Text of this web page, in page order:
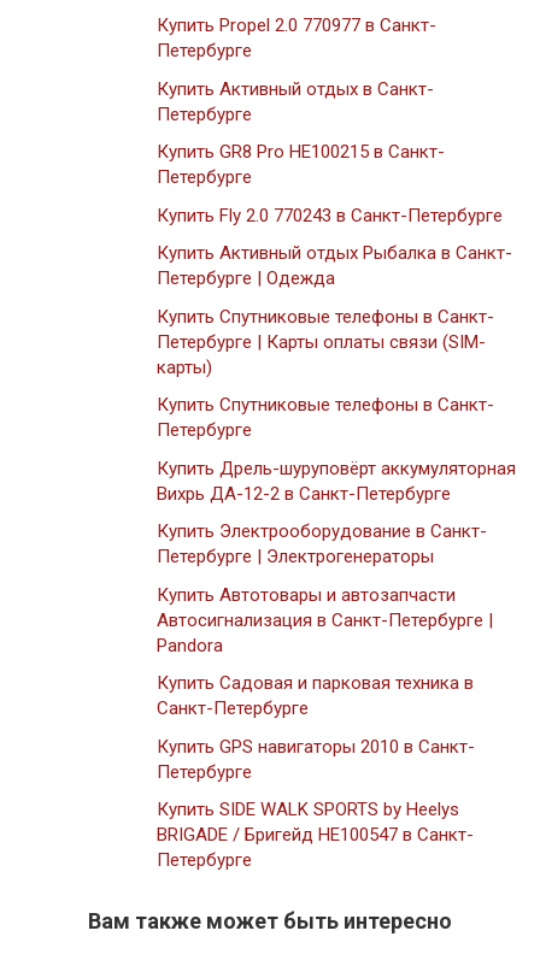
Купить Propel 2.0 770977 в Санкт-
Петербурге
Купить Активный отдых в Санкт-
Петербурге
Купить GR8 Pro HE100215 в Санкт-
Петербурге
Купить Fly 2.0 770243 в Санкт-Петербурге
Купить Активный отдых Рыбалка в Санкт-
Петербурге | Одежда
Купить Спутниковые телефоны в Санкт-
Петербурге | Карты оплаты связи (SIM-
карты)
Купить Спутниковые телефоны в Санкт-
Петербурге
Купить Дрель-шуруповёрт аккумуляторная
Вихрь ДА-12-2 в Санкт-Петербурге
Купить Электрооборудование в Санкт-
Петербурге | Электрогенераторы
Купить Автотовары и автозапчасти
Автосигнализация в Санкт-Петербурге |
Pandora
Купить Садовая и парковая техника в
Санкт-Петербурге
Купить GPS навигаторы 2010 в Санкт-
Петербурге
Купить SIDE WALK SPORTS by Heelys
BRIGADE / Бригейд HE100547 в Санкт-
Петербурге
Вам также может быть интересно